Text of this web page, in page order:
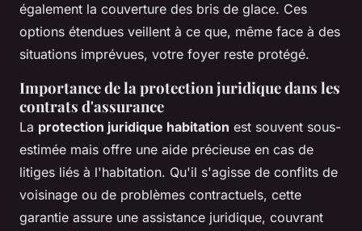
également la couverture des bris de glace. Ces
options étendues veillent à ce que, même face à des
situations imprévues, votre foyer reste protégé.
Importance de la protection juridique dans les
contrats d'assurance
La protection juridique habitation est souvent sous-
estimée mais offre une aide précieuse en cas de
litiges liés à l'habitation. Qu'il s'agisse de conflits de
voisinage ou de problèmes contractuels, cette
garantie assure une assistance juridique, couvrant